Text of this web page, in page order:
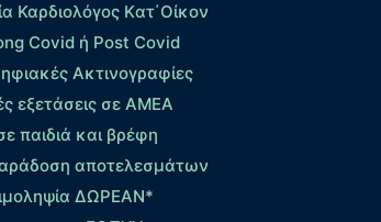
Καρδιολόγος Kατ΄Οίκον
Covid ή Post Covid
Ακτινογραφίες
εξετάσεις σε ΑΜΕΑ
παιδιά και βρέφη
αποτελεσμάτων
ΔΩΡΕΑΝ*